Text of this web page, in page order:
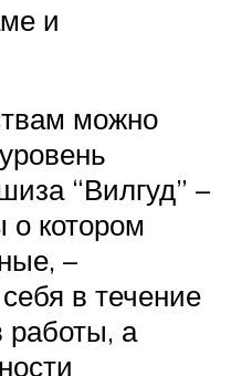
и
можно
“Вилгуд” –
о котором
–
в течение
работы, а